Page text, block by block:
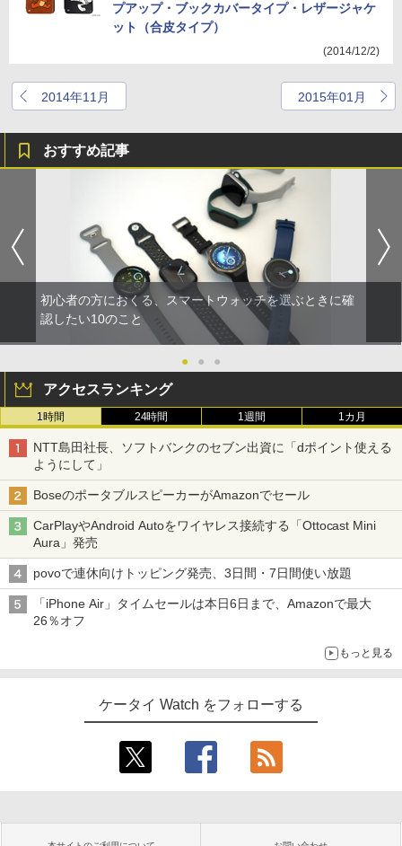
プアップ・ブックカバータイプ・レザージャケ
ット（合皮タイプ）
(2014/12/2)
2014年11月 2015年01月
おすすめ記事
初心者の方におくる、スマートウォッチを選ぶときに確
認したい10のこと
● ● ●
アクセスランキング
1時間 24時間 1週間 1カ月
NTT島田社長、ソフトバンクのセブン出資に「dポイント使える
ようにして」
BoseのポータブルスピーカーがAmazonでセール
CarPlayやAndroid Autoをワイヤレス接続する「Ottocast Mini
Aura」発売
povoで連休向けトッピング発売、3日間・7日間使い放題
「iPhone Air」タイムセールは本日6日まで、Amazonで最大
26％オフ
もっと見る
ケータイ Watch をフォローする